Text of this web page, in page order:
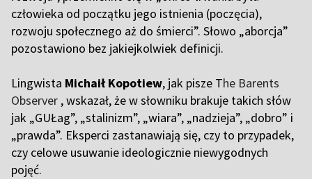
człowieka od początku jego istnienia (poczęcia),
rozwoju społecznego aż do śmierci”. Słowo „aborcja”
pozostawiono bez jakiejkolwiek definicji.
Lingwista Michaił Kopotiew, jak pisze The Barents
Observer , wskazał, że w słowniku brakuje takich słów
jak „GUŁag”, „stalinizm”, „wiara”, „nadzieja”, „dobro” i
„prawda”. Eksperci zastanawiają się, czy to przypadek,
czy celowe usuwanie ideologicznie niewygodnych
pojęć.